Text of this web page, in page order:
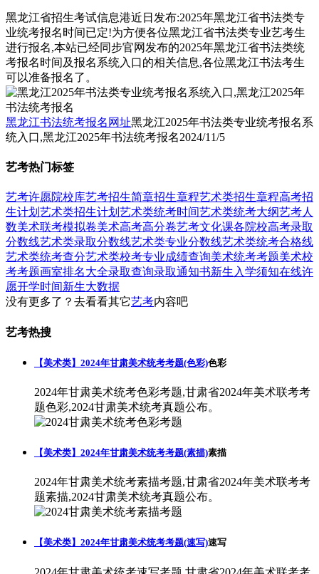
黑龙江省招生考试信息港近日发布:2025年黑龙江省书法类专
业统考报名时间已定!为方便各位黑龙江省书法类专业艺考生
进行报名,本站已经同步官网发布的2025年黑龙江省书法类统
考报名时间及报名系统入口的相关信息,各位黑龙江书法考生
可以准备报名了。
黑龙江书法统考报名网址黑龙江2025年书法类专业统考报名系
统入口,黑龙江2025年书法统考报名2024/11/5
艺考热门标签
艺考许愿院校库艺考招生简章招生章程艺术类招生章程高考招
生计划 艺术类招生计划 艺术类统考时间艺术类统考大纲艺考人
数美术联考模拟卷美术高考高分卷艺考文化课各院校高考录取
分数线艺术类录取分数线艺术类专业分数线艺术类统考合格线
艺术类统考查分艺术类校考专业成绩查询美术统考考题美术校
考考题画室排名大全录取查询录取通知书新生入学须知在线许
愿开学时间新生大数据
没有更多了？去看看其它艺考内容吧
艺考热搜
【美术类】2024年甘肃美术统考考题(色彩)色彩
2024年甘肃美术统考色彩考题,甘肃省2024年美术联考考
题色彩,2024甘肃美术统考真题公布。
【美术类】2024年甘肃美术统考考题(素描)素描
2024年甘肃美术统考素描考题,甘肃省2024年美术联考考
题素描,2024甘肃美术统考真题公布。
【美术类】2024年甘肃美术统考考题(速写)速写